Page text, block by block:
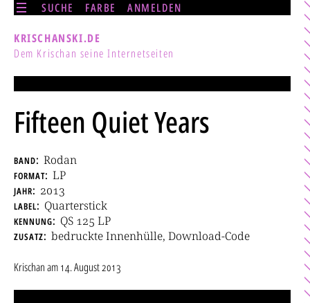
SUCHE FARBE ANMELDEN
KRISCHANSKI.DE
Dem Krischan seine Internetseiten
Fifteen Quiet Years
band Rodan
format LP
jahr 2013
label Quarterstick
kennung QS 125 LP
zusatz bedruckte Innenhülle, Download-Code
Krischanam14. August 2013